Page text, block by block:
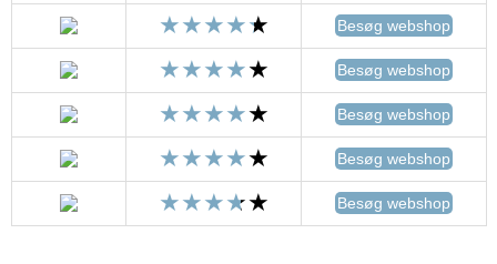
Besøg webshop
Besøg webshop
Besøg webshop
Besøg webshop
Besøg webshop